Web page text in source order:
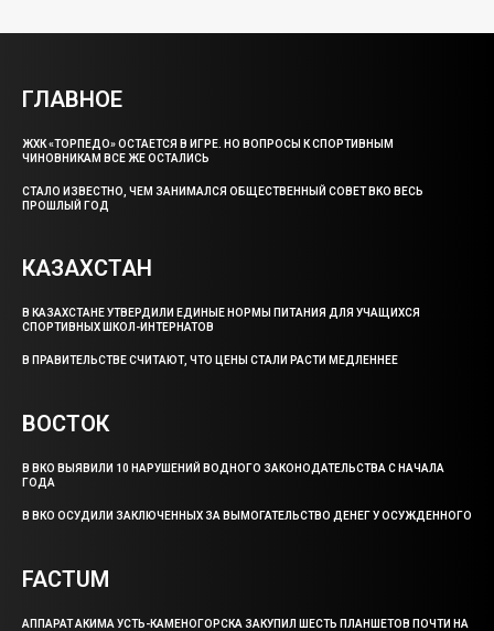
ГЛАВНОЕ
ЖХК «ТОРПЕДО» ОСТАЕТСЯ В ИГРЕ. НО ВОПРОСЫ К СПОРТИВНЫМ
ЧИНОВНИКАМ ВСЕ ЖЕ ОСТАЛИСЬ
СТАЛО ИЗВЕСТНО, ЧЕМ ЗАНИМАЛСЯ ОБЩЕСТВЕННЫЙ СОВЕТ ВКО ВЕСЬ
ПРОШЛЫЙ ГОД
КАЗАХСТАН
В КАЗАХСТАНЕ УТВЕРДИЛИ ЕДИНЫЕ НОРМЫ ПИТАНИЯ ДЛЯ УЧАЩИХСЯ
СПОРТИВНЫХ ШКОЛ-ИНТЕРНАТОВ
В ПРАВИТЕЛЬСТВЕ СЧИТАЮТ, ЧТО ЦЕНЫ СТАЛИ РАСТИ МЕДЛЕННЕЕ
ВОСТОК
В ВКО ВЫЯВИЛИ 10 НАРУШЕНИЙ ВОДНОГО ЗАКОНОДАТЕЛЬСТВА С НАЧАЛА
ГОДА
В ВКО ОСУДИЛИ ЗАКЛЮЧЕННЫХ ЗА ВЫМОГАТЕЛЬСТВО ДЕНЕГ У ОСУЖДЕННОГО
FACTUM
АППАРАТ АКИМА УСТЬ-КАМЕНОГОРСКА ЗАКУПИЛ ШЕСТЬ ПЛАНШЕТОВ ПОЧТИ НА